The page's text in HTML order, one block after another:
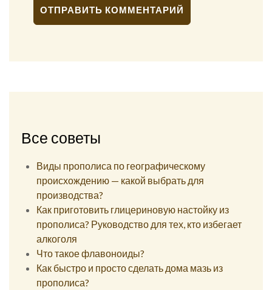
Все советы
Виды прополиса по географическому
происхождению — какой выбрать для
производства?
Как приготовить глицериновую настойку из
прополиса? Руководство для тех, кто избегает
алкоголя
Что такое флавоноиды?
Как быстро и просто сделать дома мазь из
прополиса?